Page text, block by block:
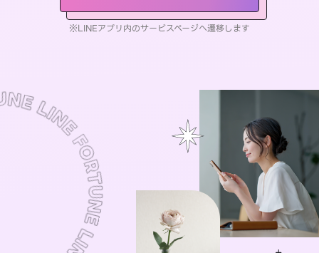
※LINEアプリ内のサービスページへ遷移します